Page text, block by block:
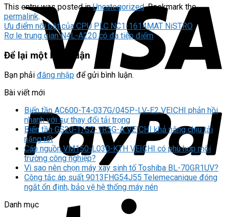
This entry was posted inUncategorized. Bookmark the
permalink.
Ưu điểm nổi bật của CPU PLC NC1-1614MAT NiSTRO
Rơ le trung gian N4L-A220 có đa tiếp điểm
Để lại một bình luận
Bạn phải đăng nhập để gửi bình luận.
Bài viết mới
Biến tần AC600-T4-037G/045P-LV-E2 VEICHI phản hồi
nhanh với sự thay đổi tải trọng
Biến tần GS20-T/S2-1R5G-A VEICHI khả năng chịu tải
nặng tốt
Cáp nguồn VM150-L030-KTH VEICHI có phù hợp môi
trường công nghiệp?
Vì sao nên chọn máy xay sinh tố Toshiba BL-70GR1UV?
Công tắc áp suất 9013FHG54J55 Telemecanique đóng
ngắt ổn định, bảo vệ hệ thống máy nén
Danh mục